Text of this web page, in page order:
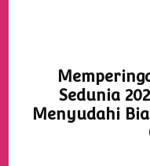
Sedunia
Menyudahi